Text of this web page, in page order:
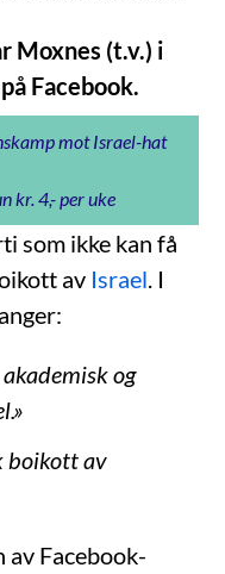
Moxnes (t.v.) i
Facebook.
mot Israel-hat
kr. 4,- per uke
som ikke kan få
av Israel . I
og
boikott av
av Facebook-